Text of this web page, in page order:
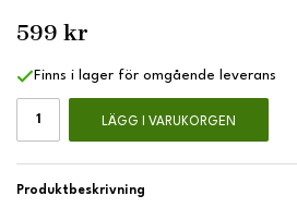
599 kr
Finns i lager för omgående leverans
LÄGG I VARUKORGEN
Produktbeskrivning